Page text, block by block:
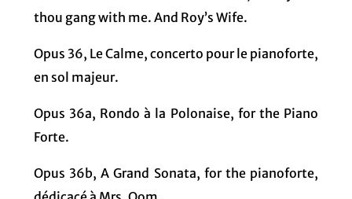
thou gang with me. And Roy’s Wife.
Opus 36, Le Calme, concerto pour le pianoforte,
en sol majeur.
Opus 36a, Rondo à la Polonaise, for the Piano
Forte.
Opus 36b, A Grand Sonata, for the pianoforte,